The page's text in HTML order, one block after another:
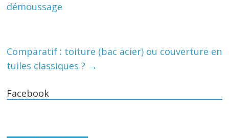
démoussage
Comparatif : toiture (bac acier) ou couverture en
tuiles classiques ? →
Facebook